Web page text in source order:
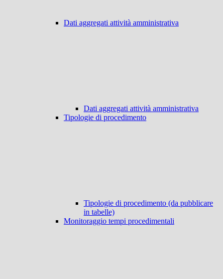
Dati aggregati attività amministrativa
Dati aggregati attività amministrativa
Tipologie di procedimento
Tipologie di procedimento (da pubblicare
in tabelle)
Monitoraggio tempi procedimentali